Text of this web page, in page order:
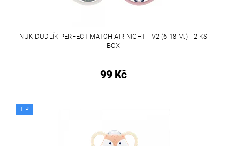
NUK DUDLÍK PERFECT MATCH AIR NIGHT - V2 (6-18 M.) - 2 KS
BOX
99 Kč
TIP